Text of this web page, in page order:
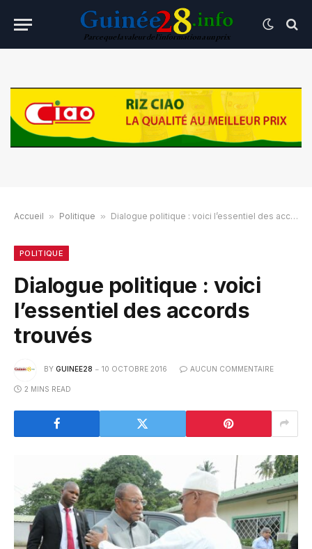
Accueil » Politique » Dialogue politique : voici l’essentiel des accords trouvés
POLITIQUE
Dialogue politique : voici
l’essentiel des accords
trouvés
BY GUINEE28 10 OCTOBRE 2016 AUCUN COMMENTAIRE
2 MINS READ